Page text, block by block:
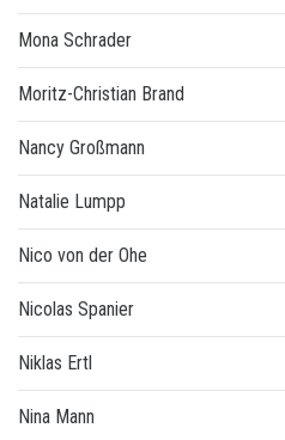
Mona Schrader
Moritz-Christian Brand
Nancy Großmann
Natalie Lumpp
Nico von der Ohe
Nicolas Spanier
Niklas Ertl
Nina Mann